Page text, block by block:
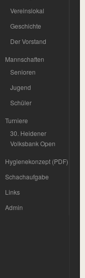
Vereinslokal
Geschichte
Der Vorstand
Mannschaften
Senioren
Jugend
Schüler
Turniere
30. Heidener
Volksbank Open
Hygienekonzept (PDF)
Schachaufgabe
Links
Admin